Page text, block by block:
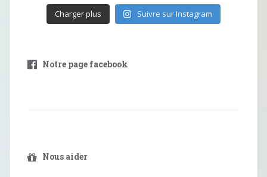
Charger plus Suivre sur Instagram
Notre page facebook
Nous aider